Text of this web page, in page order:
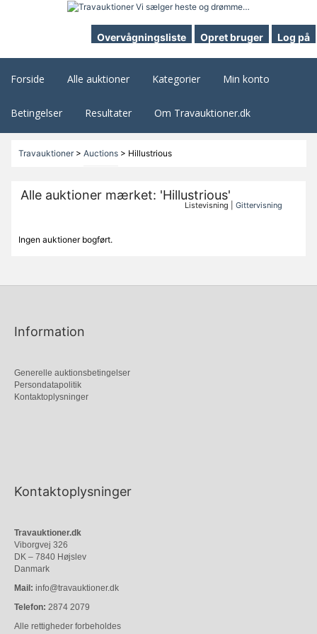
Overvågningsliste Opret bruger Log på
Forside Alle auktioner Kategorier Min konto
Betingelser Resultater Om Travauktioner.dk
Travauktioner> Auctions> Hillustrious
Alle auktioner mærket: 'Hillustrious'
Listevisning |Gittervisning
Ingen auktioner bogført.
Information
Generelle auktionsbetingelser
Persondatapolitik
Kontaktoplysninger
Kontaktoplysninger
Travauktioner.dk
Viborgvej 326
DK – 7840 Højslev
Danmark
Mail: info@travauktioner.dk
Telefon: 2874 2079
Alle rettigheder forbeholdes